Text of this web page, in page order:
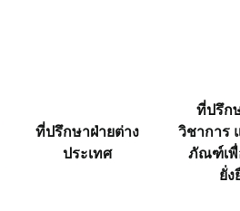
ที่ปรึกษาฝ่ายต่าง
ประเทศ
ที่ปรึก
วิชาการ
ภัณฑ์เพื่
ยั่ง